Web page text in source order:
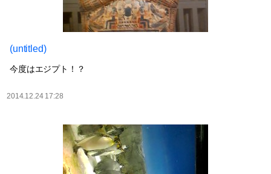
(untitled)
今度はエジプト！？
2014.12.24 17:28